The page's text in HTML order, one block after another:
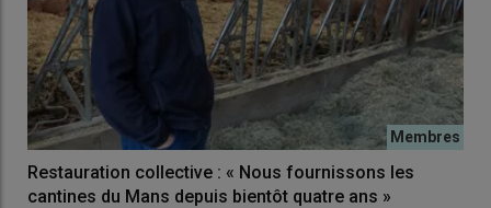
Restauration collective : « Nous fournissons les
cantines du Mans depuis bientôt quatre ans »